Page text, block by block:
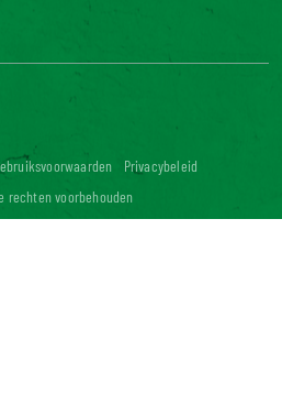
Privacybeleid
rechten voorbehouden